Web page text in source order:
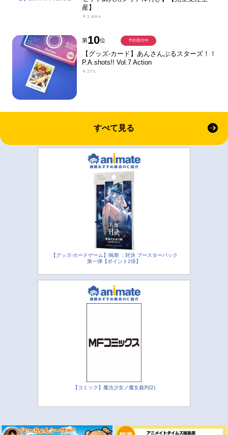
産】
￥2,684
第10位
【グッズ-カード】あんさんぶるスターズ！！
P.A.shots!! Vol.7 Action
￥275
予約受付中
すべて見る
【グッズ-カードゲーム】鳴潮 ：対決 ブースターパック
第一弾【ポイント2倍】
【コミック】魔法少女ノ魔女裁判(2)